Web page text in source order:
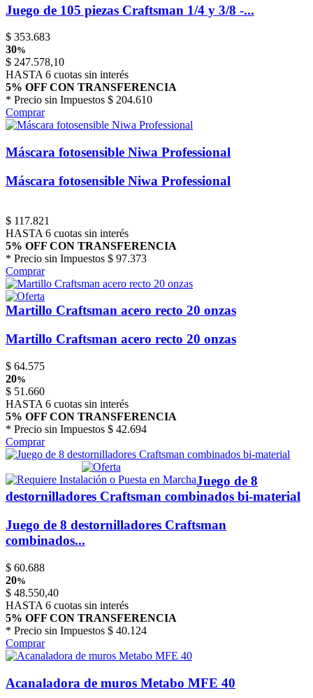
Juego de 105 piezas Craftsman 1/4 y 3/8 -...
$ 353.683
30%
$ 247.578,10
HASTA 6 cuotas sin interés
5% OFF CON TRANSFERENCIA
* Precio sin Impuestos $ 204.610
Comprar
Máscara fotosensible Niwa Professional
Máscara fotosensible Niwa Professional
$ 117.821
HASTA 6 cuotas sin interés
5% OFF CON TRANSFERENCIA
* Precio sin Impuestos $ 97.373
Comprar
Martillo Craftsman acero recto 20 onzas
Martillo Craftsman acero recto 20 onzas
$ 64.575
20%
$ 51.660
HASTA 6 cuotas sin interés
5% OFF CON TRANSFERENCIA
* Precio sin Impuestos $ 42.694
Comprar
Juego de 8
destornilladores Craftsman combinados bi-material
Juego de 8 destornilladores Craftsman
combinados...
$ 60.688
20%
$ 48.550,40
HASTA 6 cuotas sin interés
5% OFF CON TRANSFERENCIA
* Precio sin Impuestos $ 40.124
Comprar
Acanaladora de muros Metabo MFE 40